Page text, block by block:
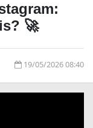
🚀
19/05/2026 08:40